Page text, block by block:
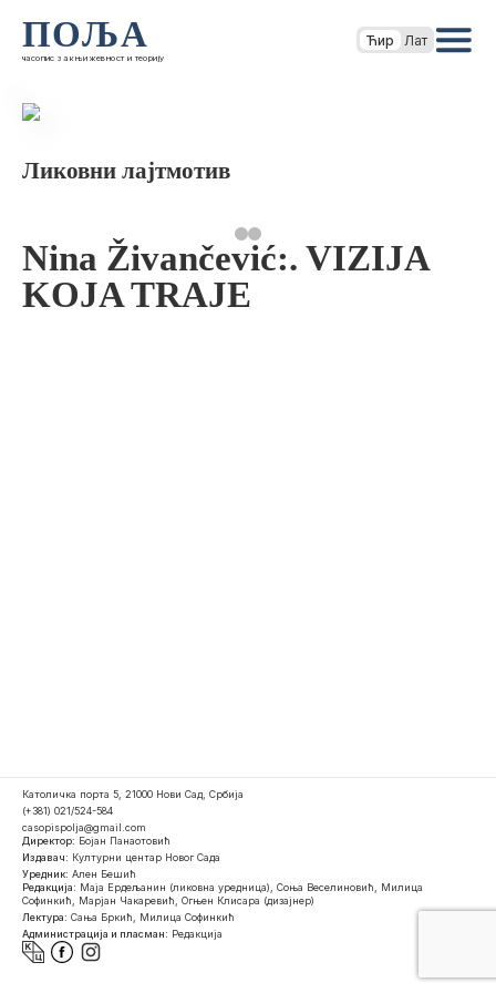
ПОЉА
часопис за књижевност и теорију
Ћир Лат
Ликовни лајтмотив
Nina Živančević:. VIZIJA
KOJA TRAJE
Католичка порта 5, 21000 Нови Сад, Србија
(+381) 021/524-584
casopispolja@gmail.com
Директор: Бојан Панаотовић
Издавач: Културни центар Новог Сада
Уредник: Ален Бешић
Редакција: Маја Ердељанин (ликовна уредница), Соња Веселиновић, Милица
Софинкић, Марјан Чакаревић, Огњен Клисара (дизајнер)
Лектура: Сања Бркић, Милица Софинкић
Администрација и пласман: Редакција